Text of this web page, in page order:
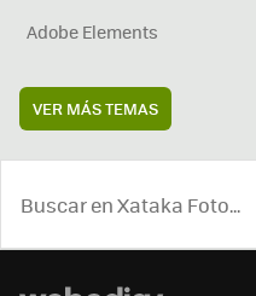
Adobe Elements
VER MÁS TEMAS